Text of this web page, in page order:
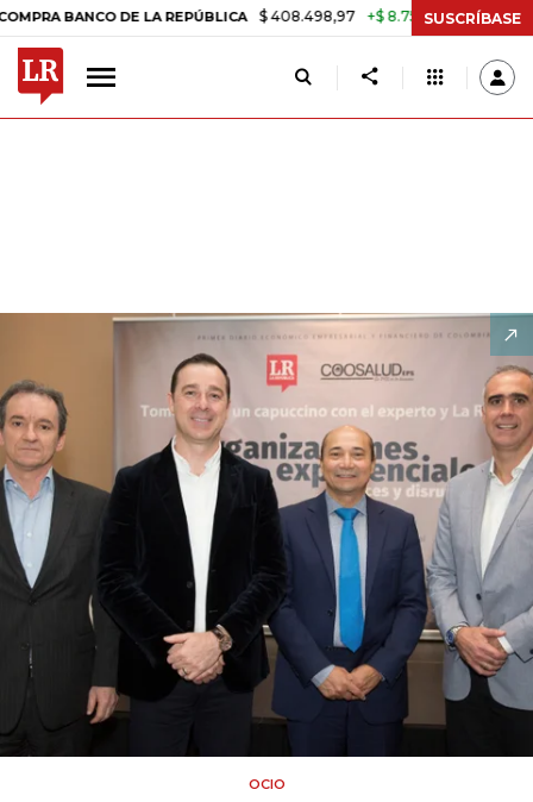
DE LA REPÚBLICA $ 408.498,97 +$ 8.753,81 +2,19% TASA DE
SUSCRÍBASE
OCIO